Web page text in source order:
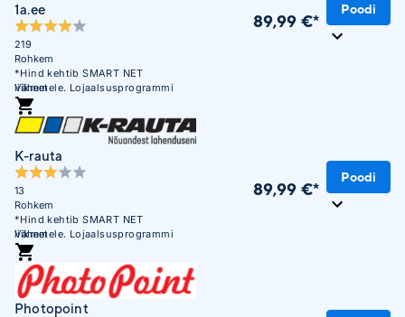
1a.ee
219
Rohkem
*Hind kehtib SMART NET
liikmetele. Lojaalsusprogrammi
mittekuuluvatele liikmetele on hind
107,12 €
Vähem
89,99 €*
Poodi
K-rauta
13
Rohkem
*Hind kehtib SMART NET
liikmetele. Lojaalsusprogrammi
mittekuuluvatele liikmetele on hind
107,12 €
Vähem
89,99 €*
Poodi
Photopoint